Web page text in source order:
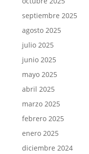
septiembre 2025
agosto 2025
julio 2025
junio 2025
mayo 2025
abril 2025
marzo 2025
febrero 2025
enero 2025
diciembre 2024